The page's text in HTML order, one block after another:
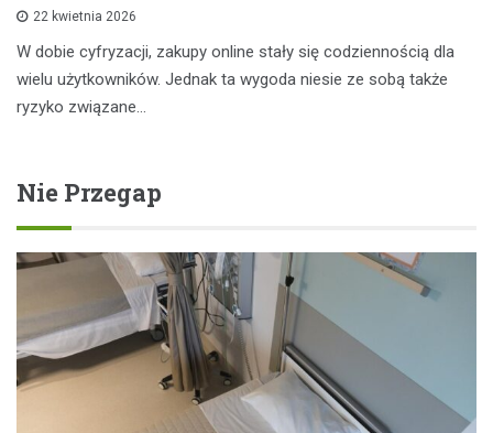
22 kwietnia 2026
W dobie cyfryzacji, zakupy online stały się codziennością dla
wielu użytkowników. Jednak ta wygoda niesie ze sobą także
ryzyko związane…
Nie Przegap